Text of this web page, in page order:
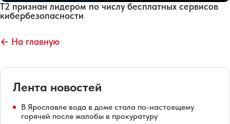
Т2 признан лидером по числу бесплатных сервисов
кибербезопасности
← На главную
Лента новостей
В Ярославле вода в доме стала по-настоящему
горячей после жалобы в прокуратуру